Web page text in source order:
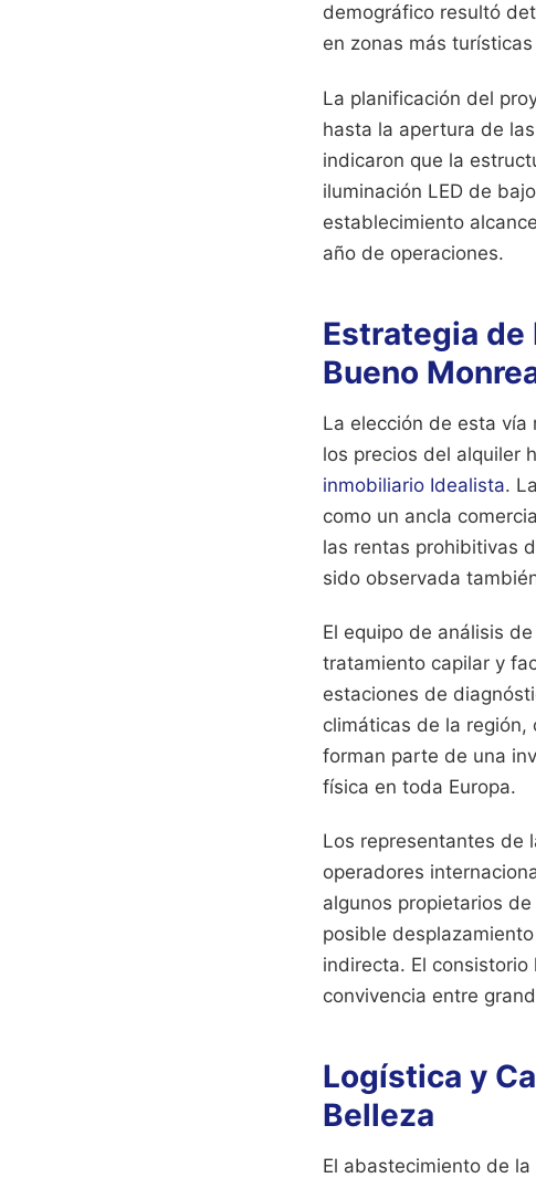
demográfico resultó
en zonas más
La planificación del
hasta la apertura de
indicaron que la
iluminación LED de
establecimiento
año de operaciones.
Estrategia de
Bueno
La elección de esta
los precios del alquiler
inmobiliario Idealista.
como un ancla
las rentas prohibitivas
sido observada
El equipo de análisis
tratamiento capilar y
estaciones de
climáticas de la región,
forman parte de una
física en toda Europa.
Los representantes de
operadores
algunos propietarios
posible
indirecta. El
convivencia entre
Logística y
Belleza
El abastecimiento de